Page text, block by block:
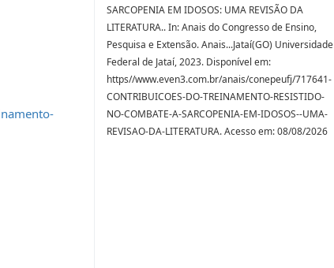
SARCOPENIA EM IDOSOS: UMA REVISÃO DA
LITERATURA.. In: Anais do Congresso de Ensino,
Pesquisa e Extensão. Anais...Jataí(GO) Universidade
Federal de Jataí, 2023. Disponível em:
https//www.even3.com.br/anais/conepeufj/717641-
CONTRIBUICOES-DO-TREINAMENTO-RESISTIDO-
NO-COMBATE-A-SARCOPENIA-EM-IDOSOS--UMA-
REVISAO-DA-LITERATURA. Acesso em: 08/08/2026